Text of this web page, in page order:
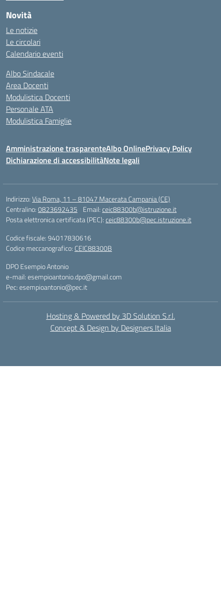
Novità
Le notizie
Le circolari
Calendario eventi
Albo Sindacale
Area Docenti
Modulistica Docenti
Personale ATA
Modulistica Famiglie
Amministrazione trasparenteAlbo OnlinePrivacy Policy
Dichiarazione di accessibilitàNote legali
Indirizzo:Via Roma, 11 – 81047 Macerata Campania (CE)
Centralino:0823692435 Email:ceic88300b@istruzione.it
Posta elettronica certificata (PEC):ceic88300b@pec.istruzione.it
Codice fiscale: 94017830616
Codice meccanografico: CEIC88300B
DPO Esempio Antonio
e-mail: esempioantonio.dpo@gmail.com
Pec: esempioantonio@pec.it
Hosting & Powered by 3D Solution S.r.l.
Concept & Design by Designers Italia